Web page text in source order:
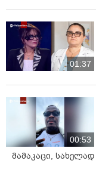
01:37
00:53
მამაკაცი,